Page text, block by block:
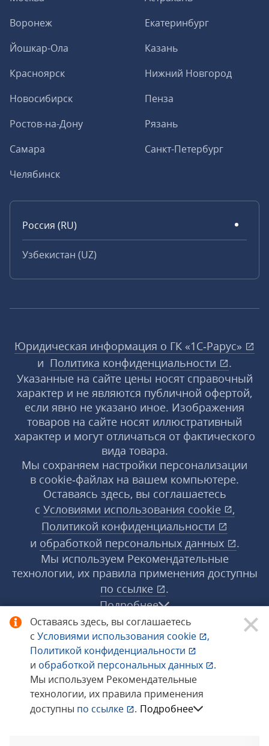
Оставаясь здесь, вы соглашаетесь
с Условиями использования cookie
,
Политикой конфиденциальности
и обработкой персональных данных
.
Мы используем Рекомендательные
технологии, их правила применения
доступны по ссылке . Подробнее
Воронеж
Екатеринбург
Йошкар-Ола
Казань
Красноярск
Нижний Новгород
Новосибирск
Пенза
Ростов-на-Дону
Рязань
Самара
Санкт-Петербург
Челябинск
Россия (RU)
Узбекистан (UZ)
Юридическая информация о ГК «1С‑Рарус»
и Политика конфиденциальности
.
Указанные на сайте цены носят справочный
характер и не являются публичной офертой,
если явно не указано иное. Изображения
товаров на сайте носят иллюстративный
характер и могут отличаться от фактического
вида товара.
Мы сохраняем настройки персонализации
в cookie‑файлах на вашем компьютере.
Оставаясь здесь, вы соглашаетесь
с Условиями использования cookie
,
Политикой конфиденциальности
и обработкой персональных данных
.
Мы используем Рекомендательные
технологии, их правила применения доступны
по ссылке
.
Подробнее
© 1998−2026 «1С‑Рарус» ®. Все права
защищены.
Сообщить об ошибке